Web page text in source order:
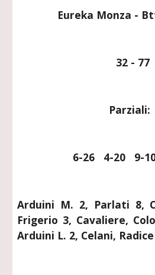
Eureka Monza -
32 - 77
Parziali:
6-26   4-20   9-
Arduini M. 2, Parlati 8,
Frigerio 3, Cavaliere,
Arduini L. 2, Celani,